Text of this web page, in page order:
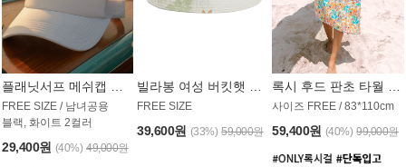
FREE SIZE / 남녀공용
블랙, 화이트 2컬러
29,400원 (40%) 49,000원
FREE SIZE
39,600원 (33%) 59,000원
사이즈 FREE / 83*110cm
59,400원 (40%) 99,000원